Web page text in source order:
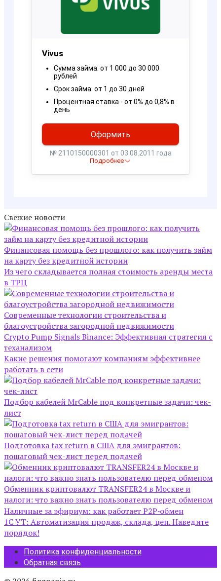
Свежие новости
Финансовая помощь без прошлого: как получить займ
на карту без кредитной истории
Из чего складывается полная стоимость аренды места
в ТРЦ
Современные технологии строительства и
благоустройства загородной недвижимости
Crypto Pump Signals Binance: Эффективная стратегия с
теханализом
Какие решения помогают компаниям эффективнее
работать в сети
Подбор кабелей MrCable под конкретные задачи: чек-
лист
Подготовка tax return в США для эмигрантов:
пошаговый чек-лист перед подачей
Обменник криптовалют TRANSFER24 в Москве и
налоги: что важно знать пользователю перед обменом
Наличные за эфириум: как работает P2P‑обмен
1С УТ: Автоматизация продаж, склада, цен. Наведите
порядок!
Политика конфиденциальности
Обратная связь